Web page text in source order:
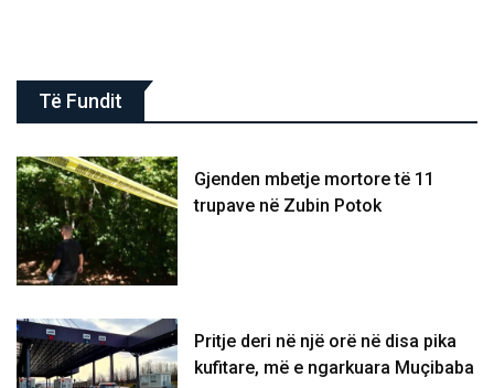
Të Fundit
Gjenden mbetje mortore të 11
trupave në Zubin Potok
Pritje deri në një orë në disa pika
kufitare, më e ngarkuara Muçibaba